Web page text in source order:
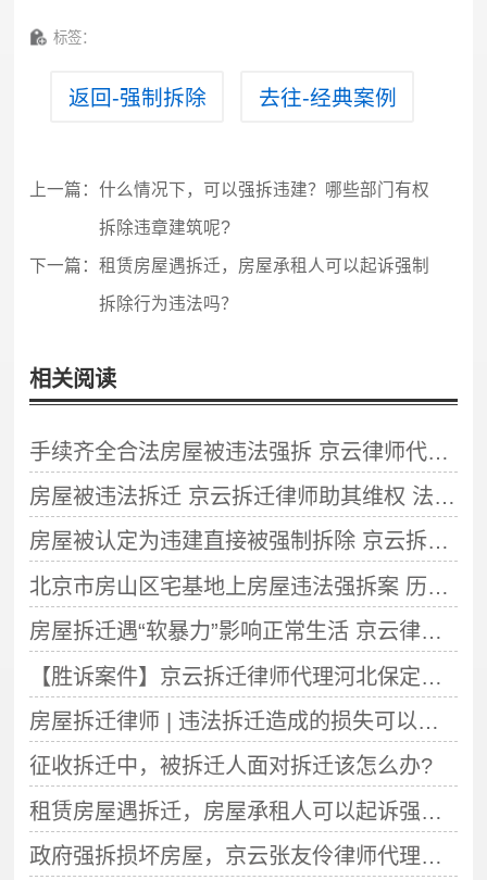
标签：
返回-强制拆除 去往-经典案例
上一篇： 什么情况下，可以强拆违建？哪些部门有权
拆除违章建筑呢?
下一篇： 租赁房屋遇拆迁，房屋承租人可以起诉强制
拆除行为违法吗？
相关阅读
手续齐全合法房屋被违法强拆 京云律师代理助当事人诉讼确认拆迁违法
房屋被违法拆迁 京云拆迁律师助其维权 法院判定拆迁行为违法
房屋被认定为违建直接被强制拆除 京云拆迁律师代理胜诉
北京市房山区宅基地上房屋违法强拆案 历经十年漫漫维权 终获胜诉判决
房屋拆迁遇“软暴力”影响正常生活 京云律师助追施暴方刑责
【胜诉案件】京云拆迁律师代理河北保定房屋被拆迁案件胜诉判定政府拆迁违法
房屋拆迁律师 | 违法拆迁造成的损失可以获得哪些赔偿？
征收拆迁中，被拆迁人面对拆迁该怎么办?
租赁房屋遇拆迁，房屋承租人可以起诉强制拆除行为违法吗？
政府强拆损坏房屋，京云张友伶律师代理案件确认行政行为违法